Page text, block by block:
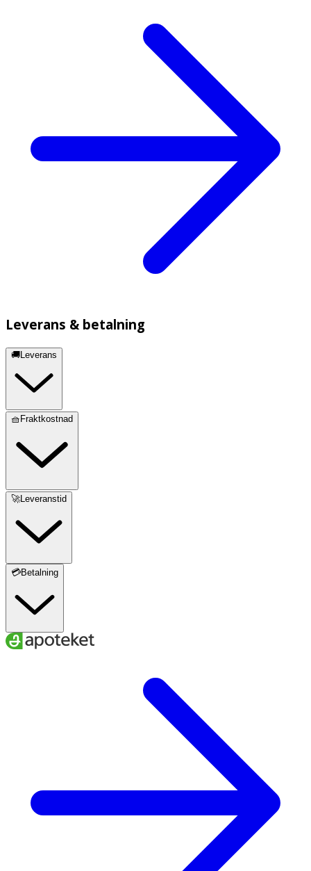
Leverans & betalning
🚚Leverans
🧺Fraktkostnad
🚀Leveranstid
💳Betalning